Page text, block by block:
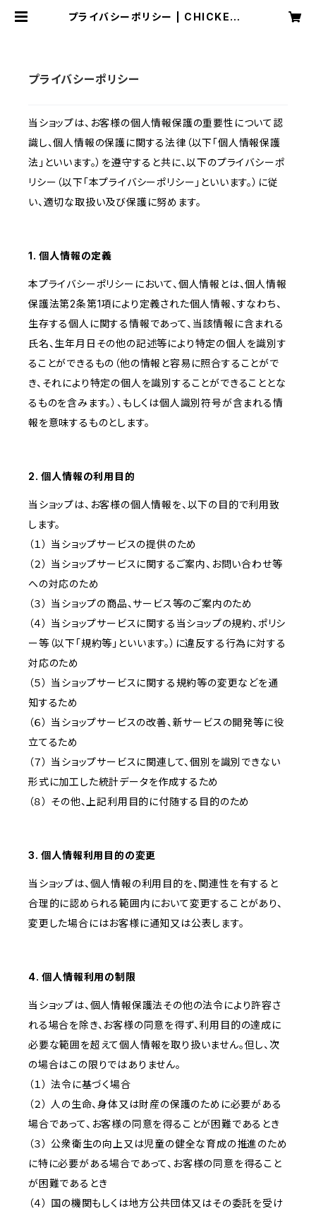
プライバシーポリシー | CHICKENG
プライバシーポリシー
当ショップは、お客様の個人情報保護の重要性について認
識し、個人情報の保護に関する法律（以下「個人情報保護
法」といいます。）を遵守すると共に、以下のプライバシーポ
リシー（以下「本プライバシーポリシー」といいます。）に従
い、適切な取扱い及び保護に努めます。
1. 個人情報の定義
本プライバシーポリシーにおいて、個人情報とは、個人情報
保護法第2条第1項により定義された個人情報、すなわち、
生存する個人に関する情報であって、当該情報に含まれる
氏名、生年月日その他の記述等により特定の個人を識別す
ることができるもの（他の情報と容易に照合することがで
き、それにより特定の個人を識別することができることとな
るものを含みます。）、もしくは個人識別符号が含まれる情
報を意味するものとします。
2. 個人情報の利用目的
当ショップは、お客様の個人情報を、以下の目的で利用致
します。
（１） 当ショップサービスの提供のため
（２） 当ショップサービスに関するご案内、お問い合わせ等
への対応のため
（３） 当ショップの商品、サービス等のご案内のため
（４） 当ショップサービスに関する当ショップの規約、ポリシ
ー等（以下「規約等」といいます。）に違反する行為に対する
対応のため
（５） 当ショップサービスに関する規約等の変更などを通
知するため
（６） 当ショップサービスの改善、新サービスの開発等に役
立てるため
（７） 当ショップサービスに関連して、個別を識別できない
形式に加工した統計データを作成するため
（８） その他、上記利用目的に付随する目的のため
3. 個人情報利用目的の変更
当ショップは、個人情報の利用目的を、関連性を有すると
合理的に認められる範囲内において変更することがあり、
変更した場合にはお客様に通知又は公表します。
4. 個人情報利用の制限
当ショップは、個人情報保護法その他の法令により許容さ
れる場合を除き、お客様の同意を得ず、利用目的の達成に
必要な範囲を超えて個人情報を取り扱いません。但し、次
の場合はこの限りではありません。
（１） 法令に基づく場合
（２） 人の生命、身体又は財産の保護のために必要がある
場合であって、お客様の同意を得ることが困難であるとき
（３） 公衆衛生の向上又は児童の健全な育成の推進のため
に特に必要がある場合であって、お客様の同意を得ること
が困難であるとき
（４） 国の機関もしくは地方公共団体又はその委託を受け